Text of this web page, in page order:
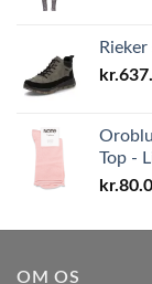
kr.
Top -
kr.
OM OS